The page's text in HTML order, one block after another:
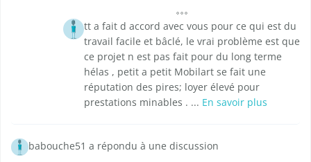
tt a fait d accord avec vous pour ce qui est du
travail facile et bâclé, le vrai problème est que
ce projet n est pas fait pour du long terme
hélas , petit a petit Mobilart se fait une
réputation des pires; loyer élevé pour
prestations minables . ... En savoir plus
babouche51 a répondu à une discussion